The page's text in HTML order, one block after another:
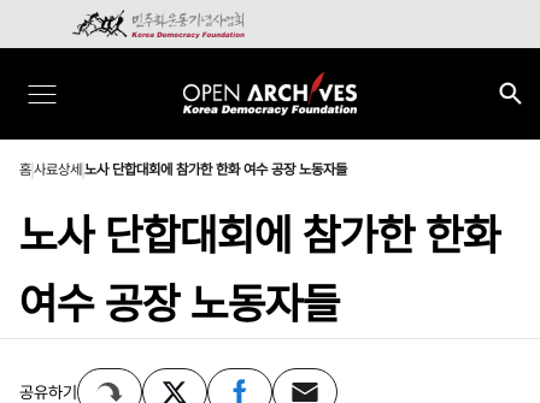
홈사료상세 노사 단합대회에 참가한 한화 여수 공장 노동자들
노사 단합대회에 참가한 한화
여수 공장 노동자들
공유하기